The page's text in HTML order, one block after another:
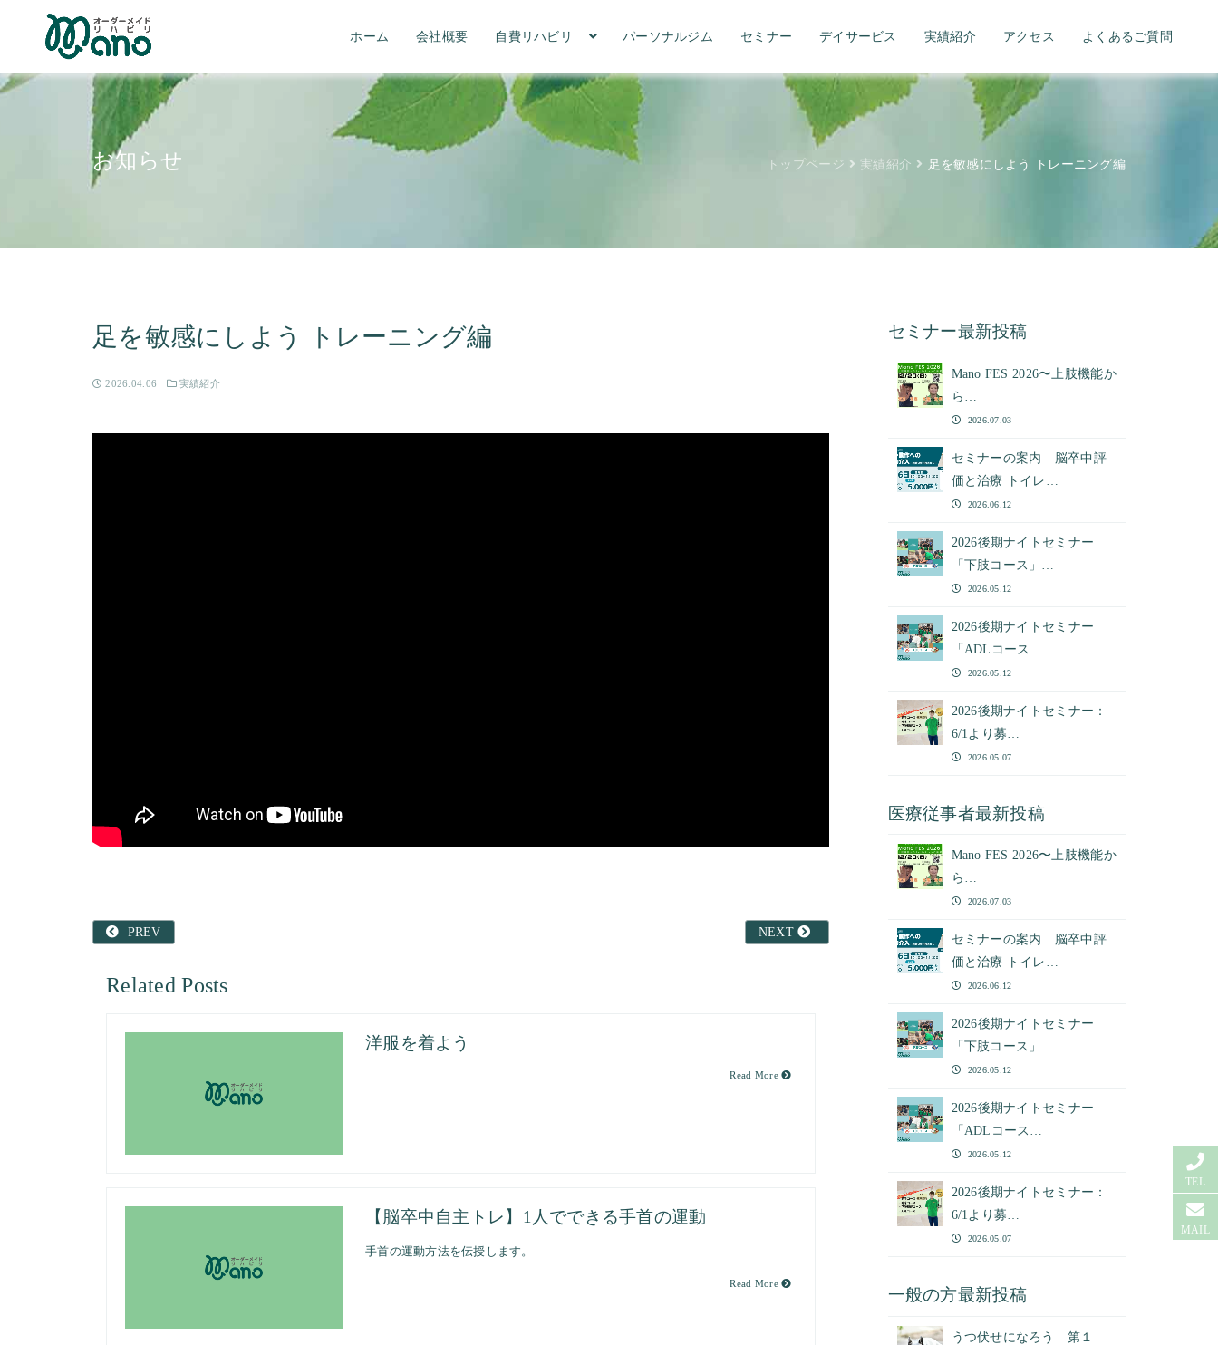
ホーム 会社概要 自費リハビリ パーソナルジム セミナー デイサービス 実績紹介 アクセス よくあるご質問
お知らせ トップページ 実績紹介 足を敏感にしよう トレーニング編
足を敏感にしよう トレーニング編
2026.04.06 実績紹介
PREV NEXT
Related Posts
洋服を着よう
Read More
【脳卒中自主トレ】1人でできる手首の運動
手首の運動方法を伝授します。
Read More
セミナー最新投稿
Mano FES 2026〜上肢機能か
ら…
2026.07.03
セミナーの案内 脳卒中評
価と治療 トイレ…
2026.06.12
2026後期ナイトセミナー
「下肢コース」…
2026.05.12
2026後期ナイトセミナー
「ADLコース…
2026.05.12
2026後期ナイトセミナー：
6/1より募…
2026.05.07
医療従事者最新投稿
Mano FES 2026〜上肢機能か
ら…
2026.07.03
セミナーの案内 脳卒中評
価と治療 トイレ…
2026.06.12
2026後期ナイトセミナー
「下肢コース」…
2026.05.12
2026後期ナイトセミナー
「ADLコース…
2026.05.12
2026後期ナイトセミナー：
6/1より募…
2026.05.07
一般の方最新投稿
うつ伏せになろう 第１
TEL
MAIL